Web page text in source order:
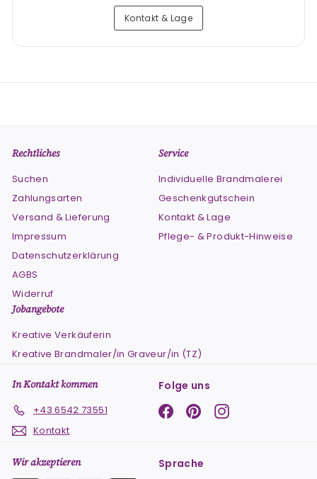
Kontakt & Lage
Rechtliches
Suchen
Zahlungsarten
Versand & Lieferung
Impressum
Datenschutzerklärung
AGBS
Widerruf
Service
Individuelle Brandmalerei
Geschenkgutschein
Kontakt & Lage
Pflege- & Produkt-Hinweise
Jobangebote
Kreative Verkäuferin
Kreative Brandmaler/in Graveur/in (TZ)
In Kontakt kommen
+43 6542 73551
Kontakt
Folge uns
Facebook
PinterestInstagram
Wir akzeptieren Sprache